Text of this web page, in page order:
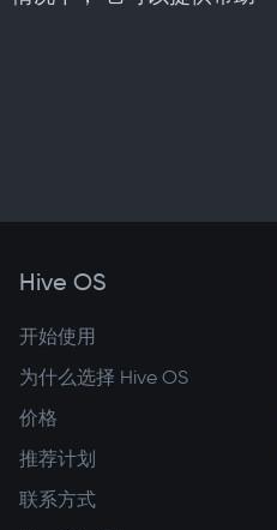
Hive OS
开始使用
为什么选择 Hive OS
价格
推荐计划
联系方式